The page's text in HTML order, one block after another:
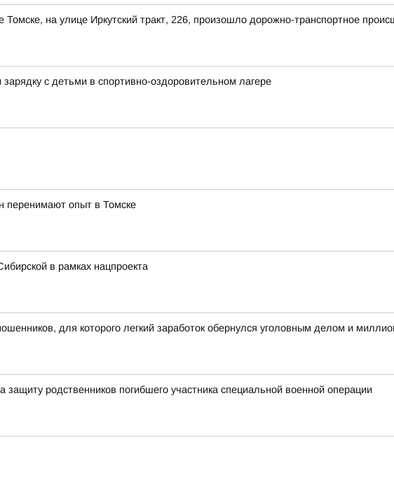
Томске, на улице Иркутский тракт, 226, произошло дорожно-транспортное
с детьми в спортивно-оздоровительном лагере
перенимают опыт в Томске
в рамках нацпроекта
для которого легкий заработок обернулся уголовным делом и
защиту родственников погибшего участника специальной военной операции